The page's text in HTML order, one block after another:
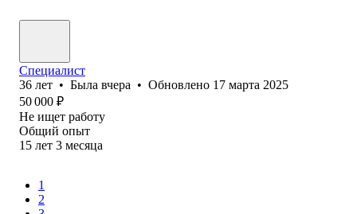
Специалист
36 лет • Была вчера • Обновлено 17 марта 2025
50 000 ₽
Не ищет работу
Общий опыт
15 лет 3 месяца
1
2